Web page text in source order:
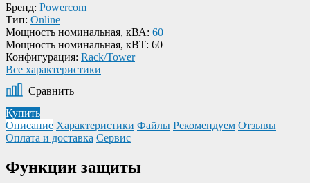
Бренд: Powercom
Тип: Online
Мощность номинальная, кВА: 60
Мощность номинальная, кВТ: 60
Конфигурация: Rack/Tower
Все характеристики
Сравнить
Купить
Описание Характеристики Файлы Рекомендуем Отзывы
Оплата и доставка Сервис
Функции защиты